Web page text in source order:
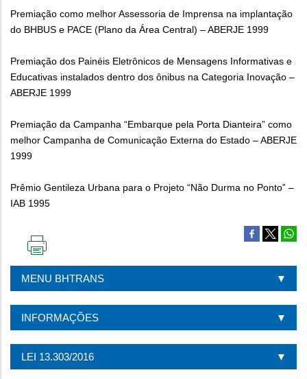
Premiação como melhor Assessoria de Imprensa na implantação
do BHBUS e PACE (Plano da Área Central) – ABERJE 1999
Premiação dos Painéis Eletrônicos de Mensagens Informativas e
Educativas instalados dentro dos ônibus na Categoria Inovação –
ABERJE 1999
Premiação da Campanha “Embarque pela Porta Dianteira” como
melhor Campanha de Comunicação Externa do Estado – ABERJE
1999
Prêmio Gentileza Urbana para o Projeto “Não Durma no Ponto” –
IAB 1995
PÁGINA
MENU BHTRANS
INFORMAÇÕES
LEI 13.303/2016